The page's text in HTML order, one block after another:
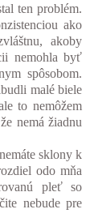
ten problém.
ako
akoby
nemohla byť
spôsobom.
malé biele
to nemôžem
nemá žiadnu
sklony k
odo mňa
pleť so
nebude pre